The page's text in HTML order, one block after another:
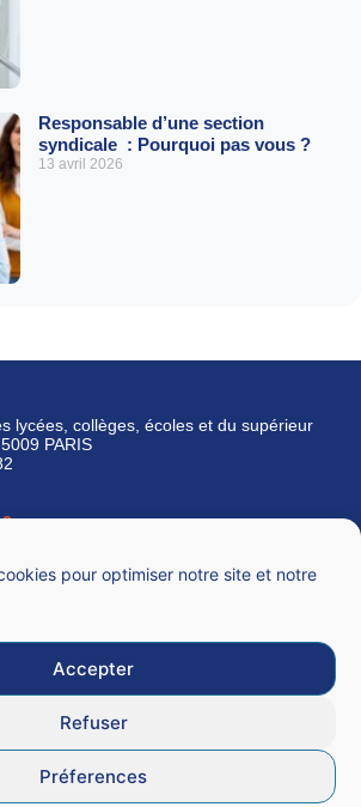
pour optimiser notre site et notre
Accepter
Refuser
Préferences
Responsable d’une section
syndicale : Pourquoi pas vous ?
13 avril 2026
lycées, collèges, écoles et du supérieur
PARIS